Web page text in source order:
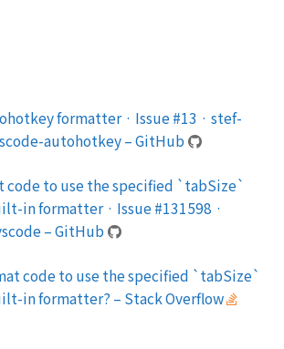
formatter · Issue #13 · stef-
autohotkey – GitHub
code to use the specified `tabSize`
in formatter · Issue #131598 ·
– GitHub
code to use the specified `tabSize`
in formatter? – Stack Overflow